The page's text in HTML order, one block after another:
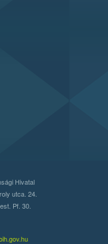
Hivatal
utca. 24.
Pf. 30.